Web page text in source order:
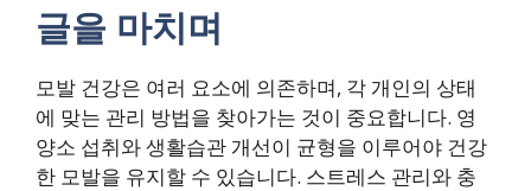
글을 마치며
모발 건강은 여러 요소에 의존하며, 각 개인의 상태
에 맞는 관리 방법을 찾아가는 것이 중요합니다. 영
양소 섭취와 생활습관 개선이 균형을 이루어야 건강
한 모발을 유지할 수 있습니다. 스트레스 관리와 충